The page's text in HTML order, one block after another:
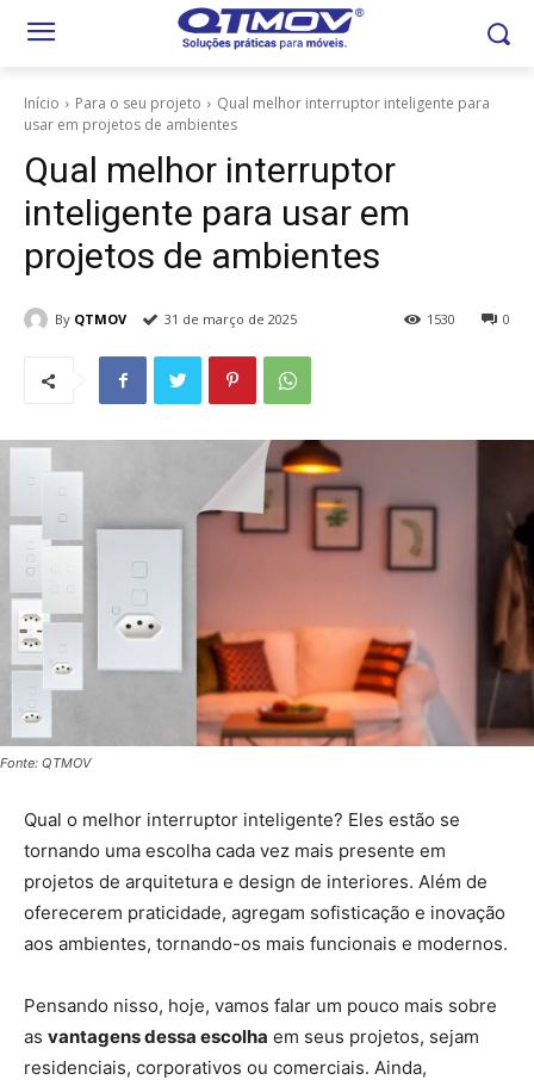
Início Para o seu projeto
Qual melhor interruptor inteligente​ para
usar em projetos de ambientes
Qual melhor interruptor
inteligente​ para usar em
projetos de ambientes
By QTMOV 31 de março de 2025 0
1530
Fonte: QTMOV
Qual o melhor interruptor inteligente? Eles estão se
tornando uma escolha cada vez mais presente em
projetos de arquitetura e design de interiores. Além de
oferecerem praticidade, agregam sofisticação e inovação
aos ambientes, tornando-os mais funcionais e modernos.
Pensando nisso, hoje, vamos falar um pouco mais sobre
as vantagens dessa escolha em seus projetos, sejam
residenciais, corporativos ou comerciais. Ainda,